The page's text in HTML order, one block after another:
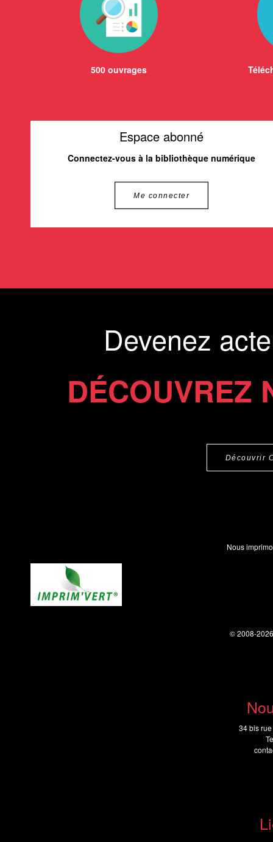
500 ouvrages
Espace abonné
Connectez-vous à la bibliothèque numérique
Me connecter
Devenez
DÉCOUVREZ
Découvrir
34 bis
Nous
© 2008-